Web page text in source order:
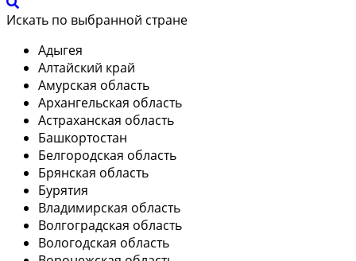
Искать по выбранной стране
Адыгея
Алтайский край
Амурская область
Архангельская область
Астраханская область
Башкортостан
Белгородская область
Брянская область
Бурятия
Владимирская область
Волгоградская область
Вологодская область